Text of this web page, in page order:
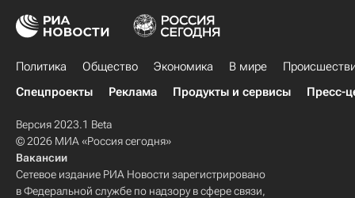
Политика Общество Экономика В мире
Спецпроекты
Реклама Продукты и сервисы Пресс-
Версия 2023.1 Beta
© 2026 МИА «Россия сегодня»
Вакансии
Сетевое издание РИА Новости зарегистрировано
в Федеральной службе по надзору в сфере связи,